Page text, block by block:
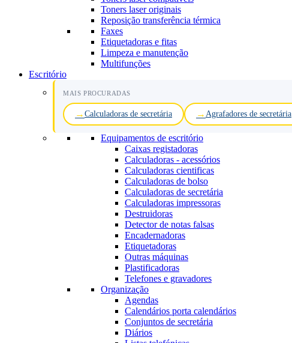
Toners laser originais
Reposição transferência térmica
Faxes
Etiquetadoras e fitas
Limpeza e manutenção
Multifunções
Escritório
MAIS PROCURADAS
Calculadoras de secretária Agrafadores de secretária
Equipamentos de escritório
Caixas registadoras
Calculadoras - acessórios
Calculadoras cientificas
Calculadoras de bolso
Calculadoras de secretária
Calculadoras impressoras
Destruidoras
Detector de notas falsas
Encadernadoras
Etiquetadoras
Outras máquinas
Plastificadoras
Telefones e gravadores
Organização
Agendas
Calendários porta calendários
Conjuntos de secretária
Diários